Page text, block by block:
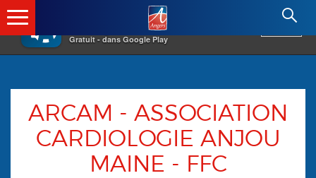
×
Gratuit - dans Google Play
Angers.fr : Retour à l'accueil
ARCAM - ASSOCIATION
CARDIOLOGIE ANJOU
MAINE - FFC